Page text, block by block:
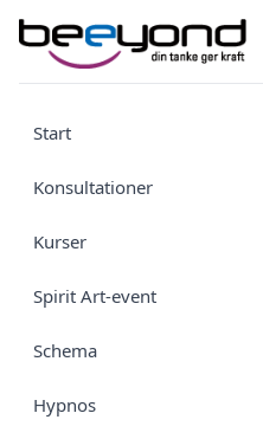
Start
Konsultationer
Kurser
Spirit Art-event
Schema
Hypnos